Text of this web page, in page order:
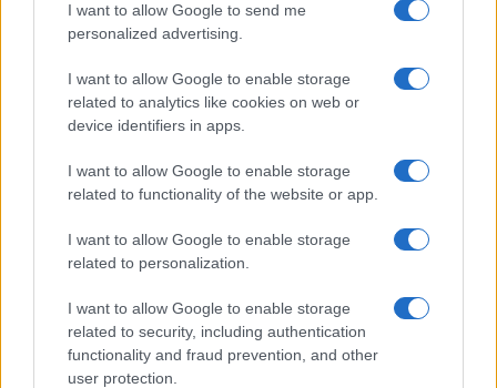
I want to allow Google to send me
personalized advertising.
I want to allow Google to enable storage
related to analytics like cookies on web or
device identifiers in apps.
I want to allow Google to enable storage
related to functionality of the website or app.
I want to allow Google to enable storage
related to personalization.
I want to allow Google to enable storage
related to security, including authentication
functionality and fraud prevention, and other
user protection.
Agosto a Roma: festival, concerti e sagre da non
perdere
CONCERTI